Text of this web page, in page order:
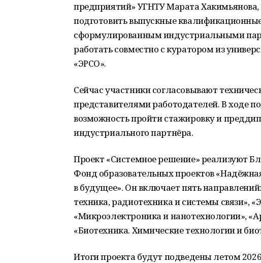
предприятий» УГНТУ Марата Хакимьянова,
подготовить выпускные
сформулированным индустриальными
работать совместно с куратором из
«ЭРСО».
Сейчас участники согласовывают
представителями работодателей. В ходе
возможность пройти стажировку и
индустриального партнёра.
Проект «Системное решение» реализуют
Фонд образовательных проектов
в будущее». Он включает пять
техника, радиотехника и системы связи»,
«Микроэлектроника и нанотехнологии»,
«Биотехника. Химические технологии и
Итоги проекта будут подведены летом